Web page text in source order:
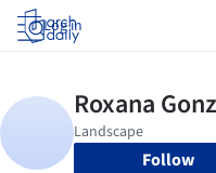
Log in
Follow